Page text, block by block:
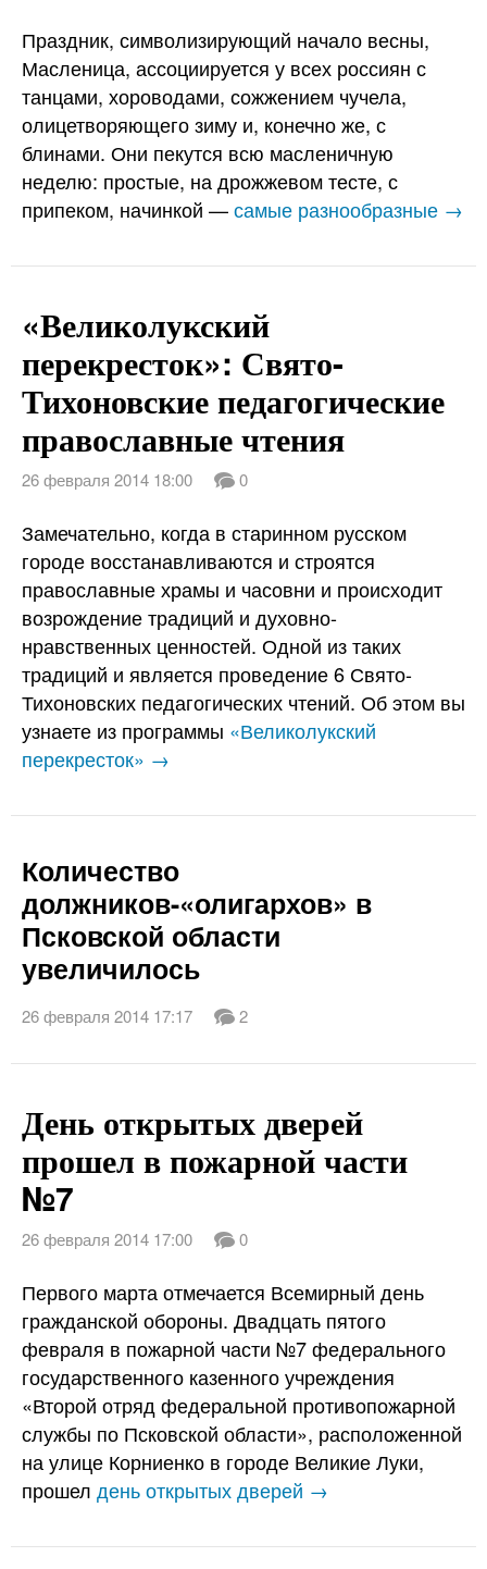
Праздник, символизирующий начало весны,
Масленица, ассоциируется у всех россиян с
танцами, хороводами, сожжением чучела,
олицетворяющего зиму и, конечно же, с
блинами. Они пекутся всю масленичную
неделю: простые, на дрожжевом тесте, с
припеком, начинкой —самые разнообразные →
«Великолукский
перекресток»: Свято-
Тихоновские педагогические
православные чтения
26 февраля 2014 18:00 0
Замечательно, когда в старинном русском
городе восстанавливаются и строятся
православные храмы и часовни и происходит
возрождение традиций и духовно-
нравственных ценностей. Одной из таких
традиций и является проведение 6 Свято-
Тихоновских педагогических чтений. Об этом вы
узнаете из программы «Великолукский
перекресток» →
Количество
должников-«олигархов» в
Псковской области
увеличилось
26 февраля 2014 17:17 2
День открытых дверей
прошел в пожарной части
№7
26 февраля 2014 17:00 0
Первого марта отмечается Всемирный день
гражданской обороны. Двадцать пятого
февраля в пожарной части №7 федерального
государственного казенного учреждения
«Второй отряд федеральной противопожарной
службы по Псковской области», расположенной
на улице Корниенко в городе Великие Луки,
прошел день открытых дверей →